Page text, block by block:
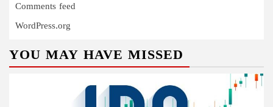
Comments feed
WordPress.org
YOU MAY HAVE MISSED